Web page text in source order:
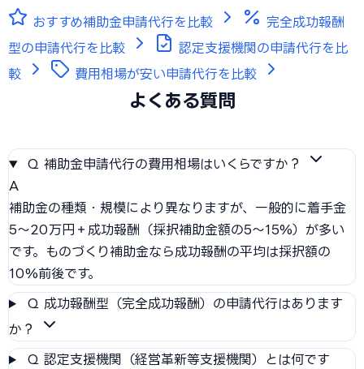
おすすめ補助金申請代行を比較
完全成功報酬
型の申請代行を比較
認定支援機関の申請代行を比
較
費用相場が安い申請代行を比較
よくある質問
Q 補助金申請代行の費用相場はいくらですか？
A
補助金の種類・規模により異なりますが、一般的に着手金
5〜20万円＋成功報酬（採択補助金額の5〜15%）が多い
です。ものづくり補助金なら成功報酬の平均は採択額の
10%前後です。
Q 成功報酬型（完全成功報酬）の申請代行はあります
か？
Q 認定支援機関（経営革新等支援機関）とは何です